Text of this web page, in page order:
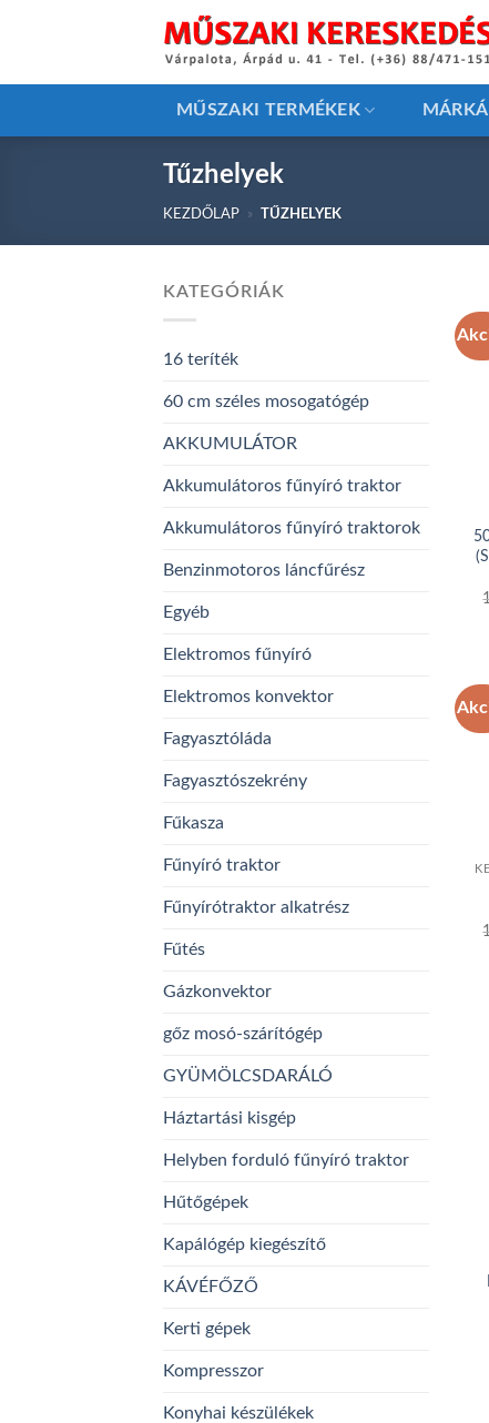
MŰSZAKI TERMÉKEK
Tűzhelyek
KEZDŐLAP » TŰZHELYEK
KATEGÓRIÁK
16 teríték
60 cm széles mosogatógép
AKKUMULÁTOR
Akkumulátoros fűnyíró traktor
Akkumulátoros fűnyíró traktorok
Benzinmotoros láncfűrész
Egyéb
Elektromos fűnyíró
Elektromos konvektor
Fagyasztóláda
Fagyasztószekrény
Fűkasza
Fűnyíró traktor
Fűnyírótraktor alkatrész
Fűtés
Gázkonvektor
gőz mosó-szárítógép
GYÜMÖLCSDARÁLÓ
Háztartási kisgép
Helyben forduló fűnyíró traktor
Hűtőgépek
Kapálógép kiegészítő
KÁVÉFŐZŐ
Kerti gépek
Kompresszor
Konyhai készülékek